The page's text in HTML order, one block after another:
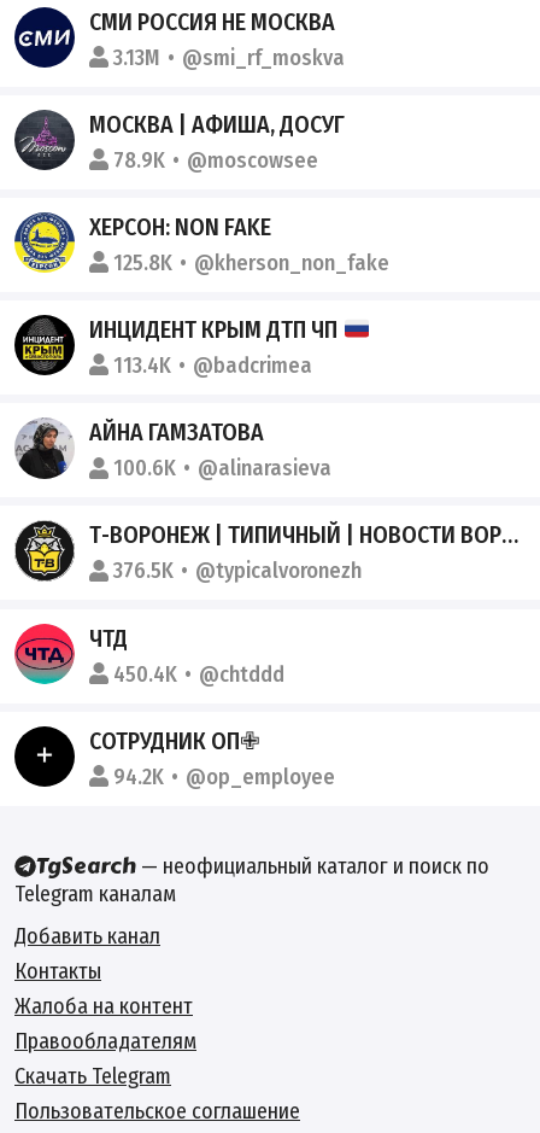
СМИ РОССИЯ НЕ МОСКВА
3.13M @smi_rf_moskva
МОСКВА | АФИША, ДОСУГ
78.9K @moscowsee
ХЕРСОН: NON FAKE
125.8K @kherson_non_fake
ИНЦИДЕНТ КРЫМ ДТП ЧП
113.4K @badcrimea
АЙНА ГАМЗАТОВА
100.6K @alinarasieva
Т-ВОРОНЕЖ | ТИПИЧНЫЙ | НОВОСТИ ВОРОНЕЖА
376.5K @typicalvoronezh
ЧТД
450.4K @chtddd
СОТРУДНИК ОП✙
94.2K @op_employee
— неофициальный каталог и поиск по
Telegram каналам
Добавить канал
Контакты
Жалоба на контент
Правообладателям
Скачать Telegram
Пользовательское соглашение